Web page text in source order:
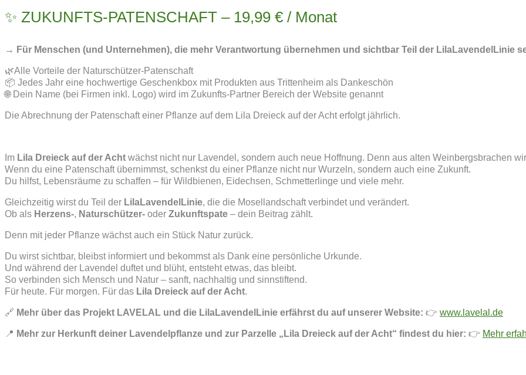
✨ ZUKUNFTS-PATENSCHAFT – 19,99 € / Monat
→ Für Menschen (und Unternehmen), die mehr Verantwortung übernehmen und sichtbar Teil der LilaLavendelLinie
🌿Alle Vorteile der Naturschützer-Patenschaft
📦 Jedes Jahr eine hochwertige Geschenkbox mit Produkten aus Trittenheim als Dankeschön
🌐 Dein Name (bei Firmen inkl. Logo) wird im Zukunfts-Partner Bereich der Website genannt
Die Abrechnung der Patenschaft einer Pflanze auf dem Lila Dreieck auf der Acht erfolgt jährlich.
Im Lila Dreieck auf der Acht wächst nicht nur Lavendel, sondern auch neue Hoffnung. Denn aus alten Weinbergsbrachen
Wenn du eine Patenschaft übernimmst, schenkst du einer Pflanze nicht nur Wurzeln, sondern auch eine Zukunft.
Du hilfst, Lebensräume zu schaffen – für Wildbienen, Eidechsen, Schmetterlinge und viele mehr.
Gleichzeitig wirst du Teil der LilaLavendelLinie, die die Mosellandschaft verbindet und verändert.
Ob als Herzens-, Naturschützer- oder Zukunftspate – dein Beitrag zählt.
Denn mit jeder Pflanze wächst auch ein Stück Natur zurück.
Du wirst sichtbar, bleibst informiert und bekommst als Dank eine persönliche Urkunde.
Und während der Lavendel duftet und blüht, entsteht etwas, das bleibt.
So verbinden sich Mensch und Natur – sanft, nachhaltig und sinnstiftend.
Für heute. Für morgen. Für das Lila Dreieck auf der Acht.
🔗 Mehr über das Projekt LAVELAL und die LilaLavendelLinie erfährst du auf unserer Website: 👉 www.lavelal.de
📍 Mehr zur Herkunft deiner Lavendelpflanze und zur Parzelle „Lila Dreieck auf der Acht“ findest du hier: 👉 Mehr